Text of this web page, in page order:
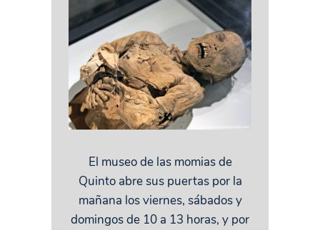
El museo de las momias de
Quinto abre sus puertas por la
mañana los viernes, sábados y
domingos de 10 a 13 horas, y por